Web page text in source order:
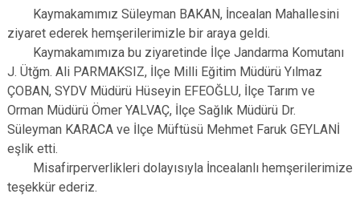
Edremit
Erciş
Gevaş
İpekyolu
Tuşba
Kaymakamımız Süleyman BAKAN, İncealan Mahallesini
ziyaret ederek hemşerilerimizle bir araya geldi.
Kaymakamımıza bu ziyaretinde İlçe Jandarma Komutanı
J. Ütğm. Ali PARMAKSIZ, İlçe Milli Eğitim Müdürü Yılmaz
ÇOBAN, SYDV Müdürü Hüseyin EFEOĞLU, İlçe Tarım ve
Orman Müdürü Ömer YALVAÇ, İlçe Sağlık Müdürü Dr.
Süleyman KARACA ve İlçe Müftüsü Mehmet Faruk GEYLANİ
eşlik etti.
Misafirperverlikleri dolayısıyla İncealanlı hemşerilerimize
teşekkür ederiz.